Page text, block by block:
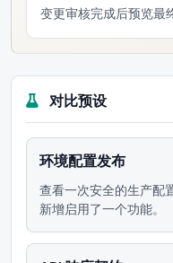
变更审核完成后预览最
对比预设
环境配置发布
查看一次安全的生产配
新增启用了一个功能。